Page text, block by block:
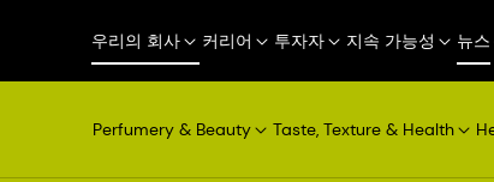
우리의 회사 커리어 투자자 지속 가능성 뉴스
Perfumery & Beauty Taste, Texture & Health